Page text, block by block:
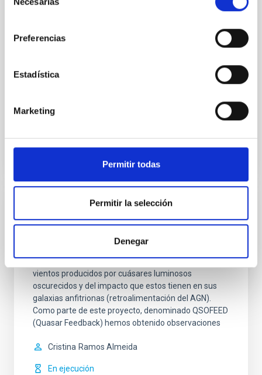
Preferencias
Estadística
Marketing
Permitir todas
Permitir la selección
Denegar
estudiar las variaciones espaciales y espectrales en
en su Polarización en un amplio rango de escalas
en la densidad de materia, que dieron origen a
Perspectiva 3D del Núcleo y su Entorno
Nuestro grupo se divide en dos líneas principales de
investigación. En primer lugar, el estudio de los
vientos producidos por cuásares luminosos
oscurecidos y del impacto que estos tienen en sus
galaxias anfitrionas (retroalimentación del AGN).
Como parte de este proyecto, denominado QSOFEED
(Quasar Feedback) hemos obtenido observaciones
Cristina Ramos Almeida
En ejecución